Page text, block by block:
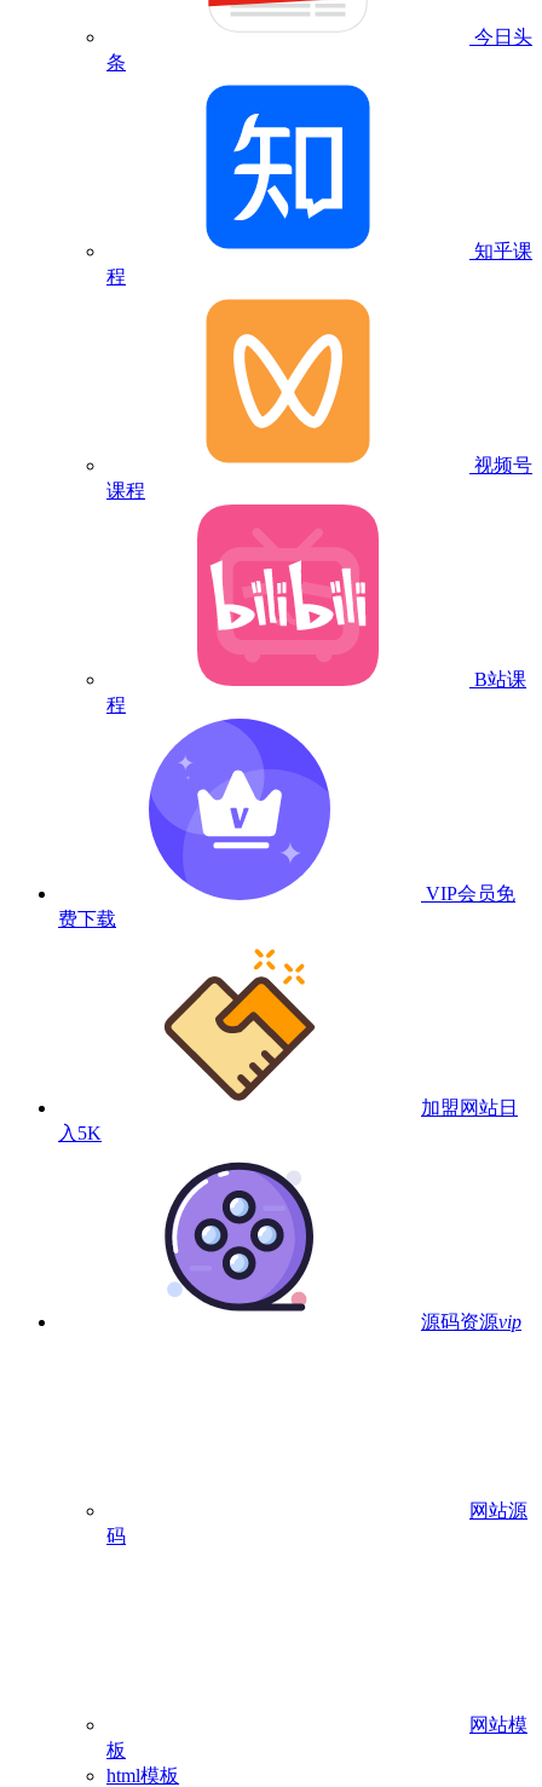
今日头
条
知乎课
程
视频号
课程
B站课
程
VIP会员免
费下载
加盟网站日
入5K
源码资源vip
网站源
码
网站模
板
html模板